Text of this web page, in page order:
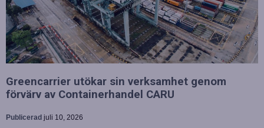
Greencarrier utökar sin verksamhet genom
förvärv av Containerhandel CARU
Publicerad juli 10, 2026